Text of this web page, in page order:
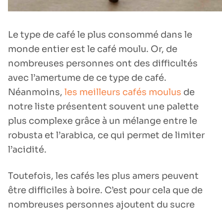
Le type de café le plus consommé dans le
monde entier est le café moulu. Or, de
nombreuses personnes ont des difficultés
avec l’amertume de ce type de café.
Néanmoins, les meilleurs cafés moulus de
notre liste présentent souvent une palette
plus complexe grâce à un mélange entre le
robusta et l’arabica, ce qui permet de limiter
l’acidité.
Toutefois, les cafés les plus amers peuvent
être difficiles à boire. C’est pour cela que de
nombreuses personnes ajoutent du sucre